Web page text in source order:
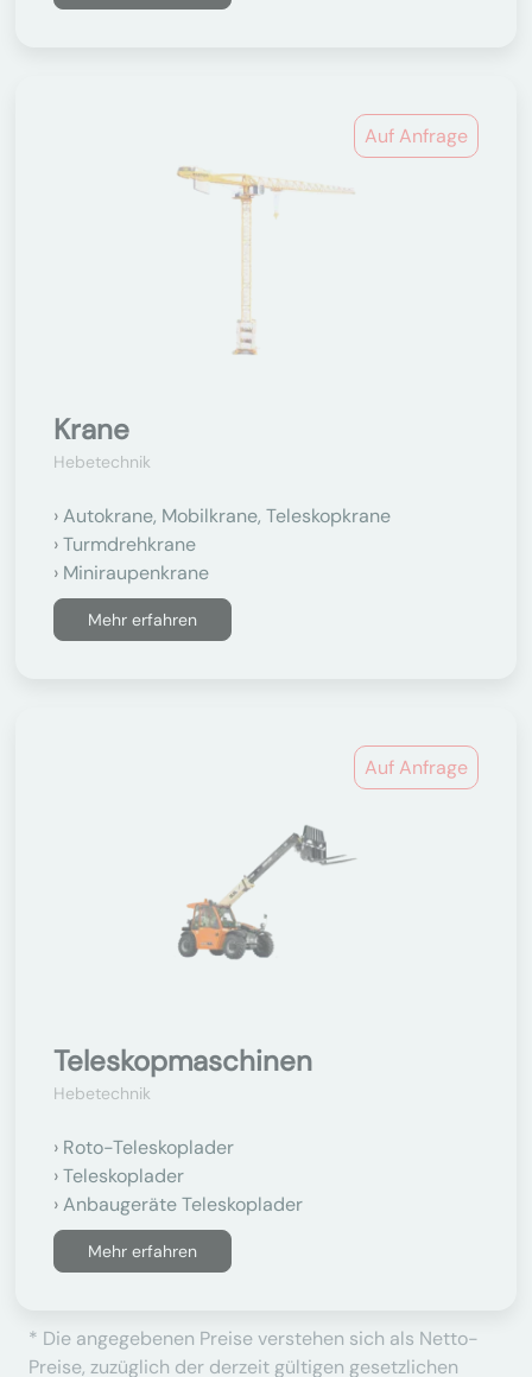
Auf Anfrage
Krane
Hebetechnik
Autokrane, Mobilkrane, Teleskopkrane
Turmdrehkrane
Miniraupenkrane
Mehr erfahren
Auf Anfrage
Teleskopmaschinen
Hebetechnik
Roto-Teleskoplader
Teleskoplader
Anbaugeräte Teleskoplader
Mehr erfahren
* Die angegebenen Preise verstehen sich als Netto-
Preise, zuzüglich der derzeit gültigen gesetzlichen